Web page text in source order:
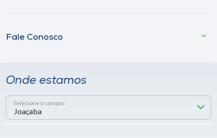
Fale Conosco
Onde estamos
Selecione o campus